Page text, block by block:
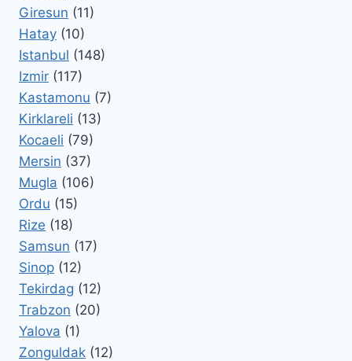
Giresun (11)
Hatay (10)
Istanbul (148)
Izmir (117)
Kastamonu (7)
Kirklareli (13)
Kocaeli (79)
Mersin (37)
Mugla (106)
Ordu (15)
Rize (18)
Samsun (17)
Sinop (12)
Tekirdag (12)
Trabzon (20)
Yalova (1)
Zonguldak (12)